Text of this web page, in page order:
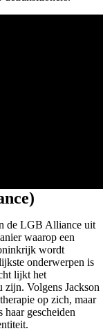
de LGB Alliance uit
waarop een
wordt
onderwerpen is
lijkt het
zijn. Volgens Jackson
op zich, maar
haar gescheiden